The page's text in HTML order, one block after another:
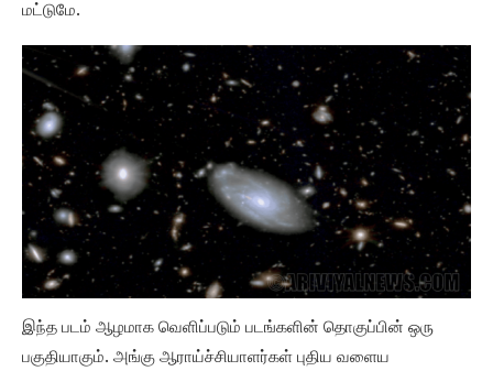
மட்டுமே.
இந்த படம் ஆழமாக வெளிப்படும் படங்களின் தொகுப்பின் ஒரு
பகுதியாகும். அங்கு ஆராய்ச்சியாளர்கள் புதிய வளைய